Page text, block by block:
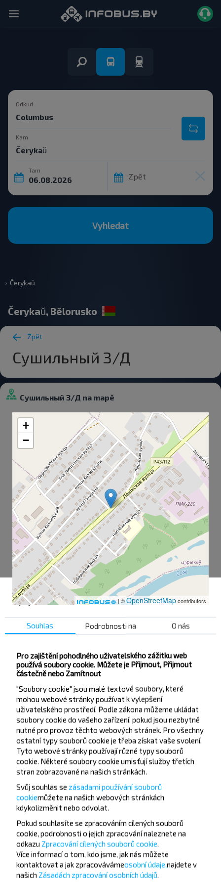
Odkud
Kam
Tam
Zpět
Vyhledat
Čerykaŭ
Čerykaŭ, Bělorusko
Zpět
Сушильный З/Д
Сушильный З/Д na mapě
+
−
| ©OpenStreetMapcontributors
Aut. Nádr.
ПМК-99
МПМК-280
Чериков Э/Б
Сушильный З/Д
МСО
Площадь
Chcete cestovat
levněji?
Nenechte si ujít akce, slevy a další zajímavé nabídky
od společnosti INFOBUS. Přihlaste se k odběru
novinek a cestujte s námi levněji!
Souhlas Podrobnosti na O nás
Pro zajištění pohodlného uživatelského zážitku web
používá soubory cookie. Můžete je Přijmout, Přijmout
částečně nebo Zamítnout
"Soubory cookie" jsou malé textové soubory, které
mohou webové stránky používat k vylepšení
uživatelského prostředí. Podle zákona můžeme ukládat
soubory cookie do vašeho zařízení, pokud jsou nezbytně
nutné pro provoz těchto webových stránek. Pro všechny
ostatní typy souborů cookie je třeba získat vaše svolení.
Tyto webové stránky používají různé typy souborů
cookie. Některé soubory cookie umisťují služby třetích
stran zobrazované na našich stránkách.
Svůj souhlas se zásadami používání souborů
cookiemůžete na našich webových stránkách
kdykolizměnit nebo odvolat.
Pokud souhlasíte se zpracováním cílených souborů
cookie, podrobnosti o jejich zpracování naleznete na
odkazu Zpracování cílených souborů cookie.
Více informací o tom, kdo jsme, jak nás můžete
kontaktovat a jak zpracovávámeosobní údaje,najdete v
našich Zásadách zpracování osobních údajů.